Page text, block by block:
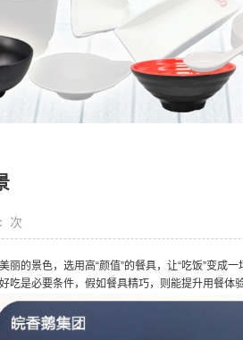
次
的景色，选用高“颜值”的餐具，让“吃饭”变成一
吃是必要条件，假如餐具精巧，则能提升用餐体